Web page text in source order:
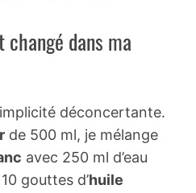
dans ma
déconcertante.
de 500 ml, je mélange
avec 250 ml d’eau
gouttes d’huile